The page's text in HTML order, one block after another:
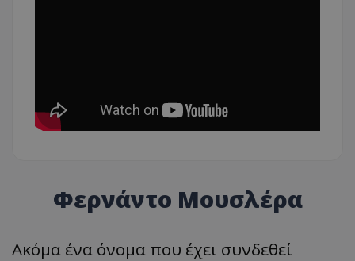
Φερνάντο Μουσλέρα
Ακόμα ένα όνομα που έχει συνδεθεί